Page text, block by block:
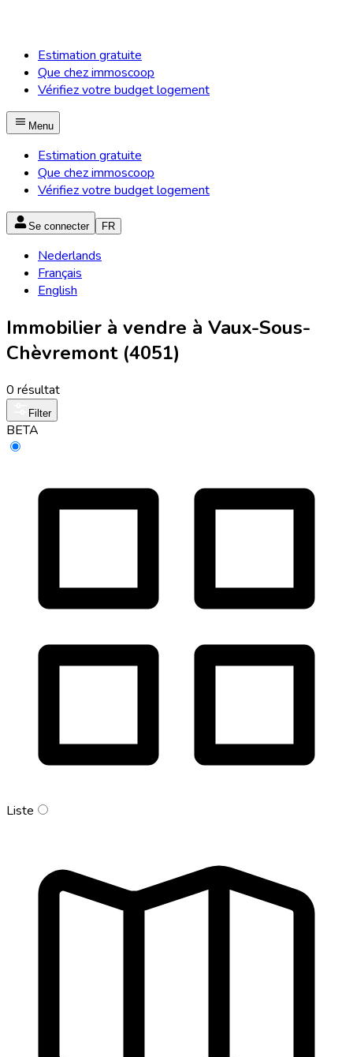
Estimation gratuite
Que chez immoscoop
Vérifiez votre budget logement
Menu
Estimation gratuite
Que chez immoscoop
Vérifiez votre budget logement
Se connecter FR
Nederlands
Français
English
Immobilier à vendre à Vaux-Sous-
Chèvremont (4051)
0 résultat
Filter
BETA
Liste